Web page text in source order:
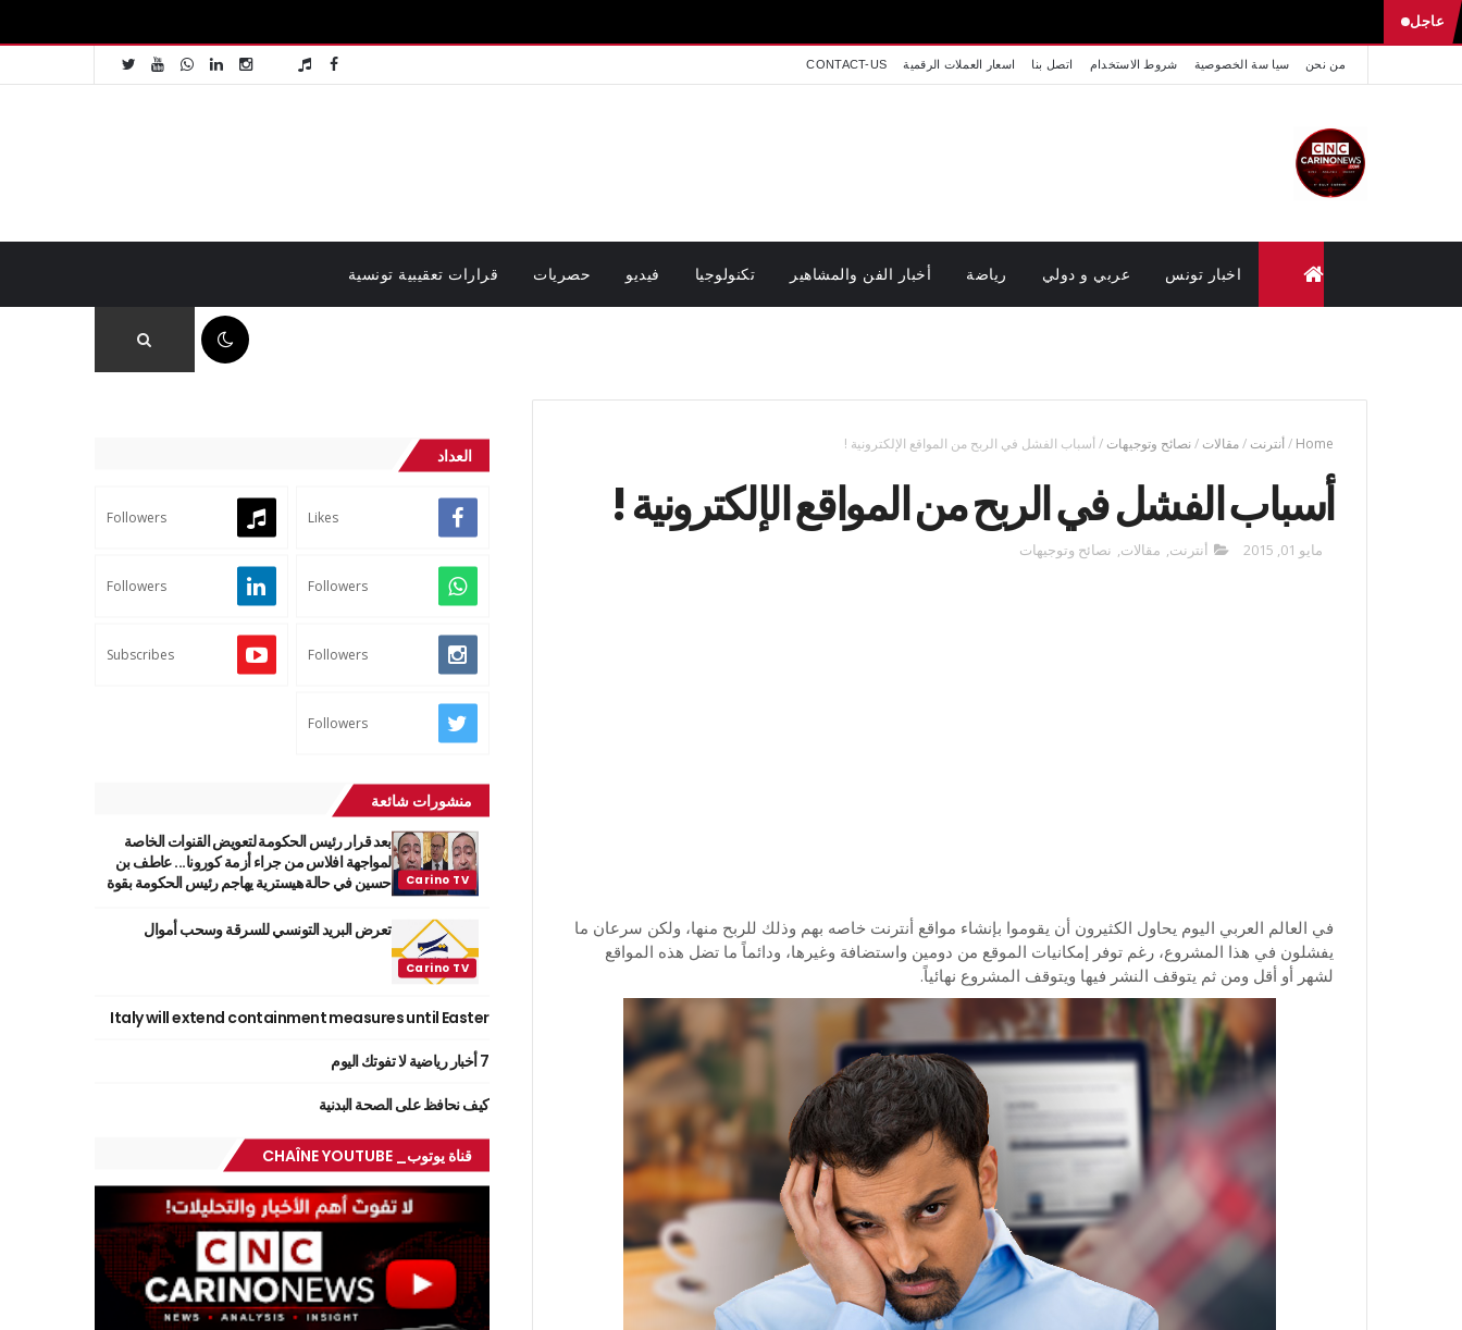
عاجل
من نحن سيا سة الخصوصية شروط الاستخدام اتصل بنا اسعار العملات الرقمية CONTACT-US
اخبار تونس عربي و دولي رياضة أخبار الفن والمشاهير تكنولوجيا فيديو حصريات قرارات تعقيبية تونسية
Home
/أنترنت /مقالات /نصائح وتوجيهات / أسباب الفشل في الربح من المواقع الإلكترونية !
أسباب الفشل في الربح من المواقع الإلكترونية !
مايو 01, 2015 أنترنت, مقالات, نصائح وتوجيهات
في العالم العربي اليوم يحاول الكثيرون أن يقوموا بإنشاء مواقع أنترنت خاصه بهم وذلك للربح منها، ولكن سرعان ما
يفشلون في هذا المشروع، رغم توفر إمكانيات الموقع من دومين واستضافة وغيرها، ودائماً ما تضل هذه المواقع
لشهر أو أقل ومن ثم يتوقف النشر فيها ويتوقف المشروع نهائياً.
العداد
Likes
Followers
Followers
Followers
Followers
Subscribes
Followers
منشورات شائعة
بعد قرار رئيس الحكومة لتعويض القنوات الخاصة
لمواجهة افلاس من جراء أزمة كورونا... عاطف بن
حسين في حالة هيسترية يهاجم رئيس الحكومة بقوة
تعرض البريد التونسي للسرقة وسحب أموال
Italy will extend containment measures until Easter
7 أخبار رياضية لا تفوتك اليوم
كيف نحافظ على الصحة البدنية
قناة يوتوب_ CHAÎNE YOUTUBE